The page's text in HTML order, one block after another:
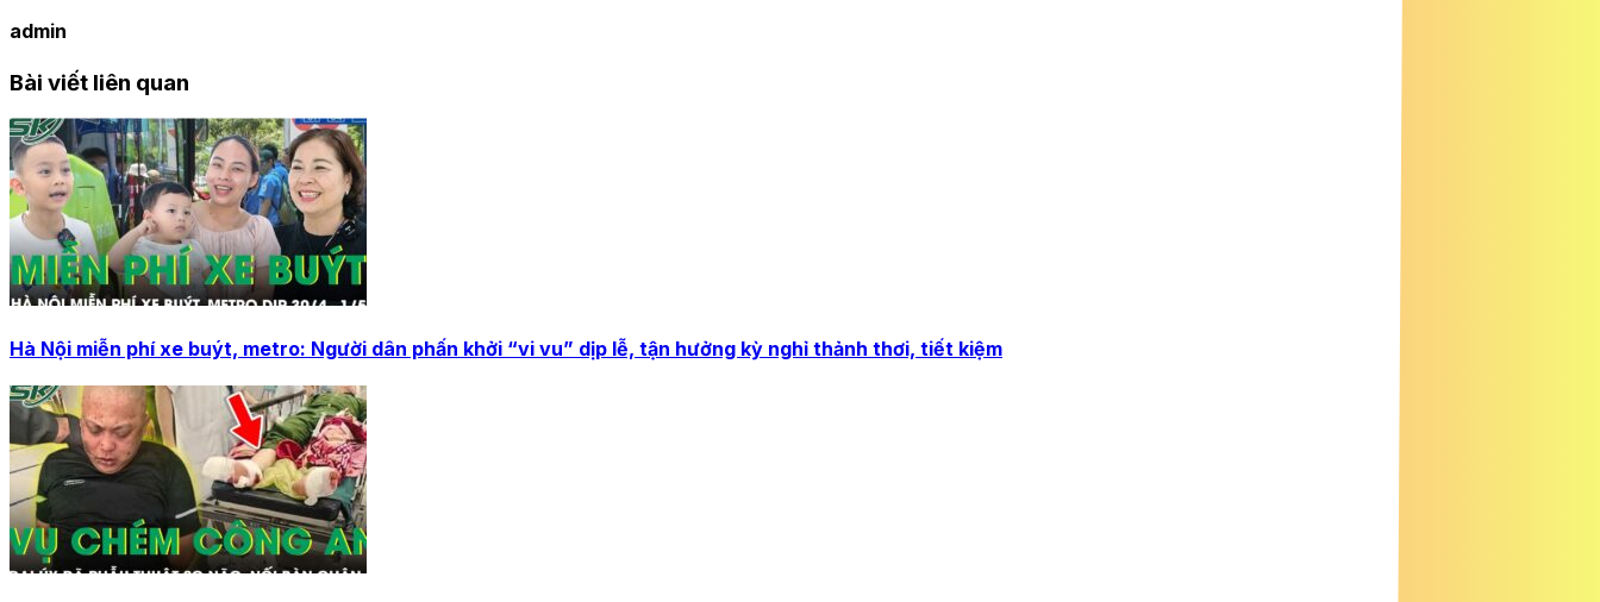
admin
Bài viết liên quan
Hà Nội miễn phí xe buýt, metro: Người dân phấn khởi “vi vu” dịp lễ, tận hưởng kỳ nghỉ thảnh thơi, tiết kiệm